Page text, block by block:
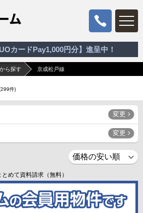
カードPay1,000円分】進呈中！
ら探す 京成松戸線
299件)
変更
変更
めて資料請求（無料）